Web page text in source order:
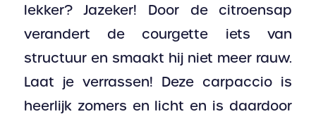
lekker? Jazeker! Door de citroensap
verandert de courgette iets van
structuur en smaakt hij niet meer rauw.
Laat je verrassen! Deze carpaccio is
heerlijk zomers en licht en is daardoor